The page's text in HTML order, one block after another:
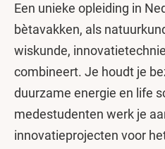
Een unieke opleiding in
bètavakken, als
wiskunde,
combineert. Je houdt je
duurzame energie en life
medestudenten werk je
innovatieprojecten voor